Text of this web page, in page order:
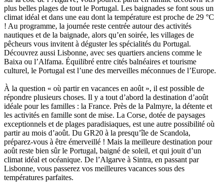
plus belles plages de tout le Portugal. Les baignades se font sous un
climat idéal et dans une eau dont la température est proche de 29 °C
! Au programme, la journée reste centrée autour des activités
nautiques et de la baignade, alors qu’en soirée, les villages de
pêcheurs vous invitent à déguster les spécialités du Portugal.
Découvrez aussi Lisbonne, avec ses quartiers anciens comme le
Baixa ou l’Alfama. Équilibré entre cités balnéaires et tourisme
culturel, le Portugal est l’une des merveilles méconnues de l’Europe.
À la question « où partir en vacances en août », il est possible de
répondre plusieurs choses. Il y a tout d’abord la destination d’août
idéale pour les familles : la France. Près de la Palmyre, la détente et
les activités en famille sont de mise. La Corse, dotée de paysages
exceptionnels et de plages paradisiaques, est une autre possibilité où
partir au mois d’août. Du GR20 à la presqu’île de Scandola,
préparez-vous à être émerveillé ! Mais la meilleure destination pour
août reste bien sûr le Portugal, baigné de soleil, et qui jouit d’un
climat idéal et océanique. De l’Algarve à Sintra, en passant par
Lisbonne, vous passerez vos meilleures vacances sous des
températures parfaites.